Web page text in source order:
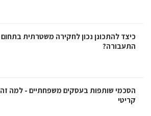
כיצד להתכונן נכון לחקירה משטרתית בתחום
התעבורה?
הסכמי שותפות בעסקים משפחתיים - למה זה
קריטי